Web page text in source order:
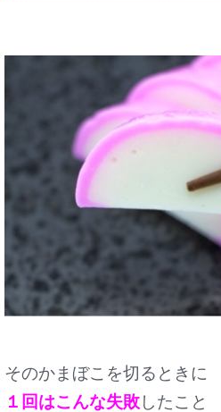
そのかまぼこを切るときに
１回はこんな失敗したこと